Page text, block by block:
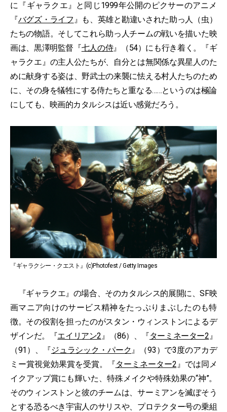
に『ギャラクエ』と同じ1999年公開のピクサーのアニメ
『バグズ・ライフ 』も、英雄と勘違いされた助っ人（虫）
たちの物語。そしてこれら助っ人チームの戦いを描いた映
画は、黒澤明監督『七人の侍』（54）にも行き着く。『ギ
ャラクエ』の主人公たちが、自分とは無関係な異星人のた
めに献身する姿は、野武士の来襲に怯える村人たちのため
に、その身を犠牲にする侍たちと重なる……というのは極論
にしても、映画的カタルシスは近い感覚だろう。
『ギャラクシー・クエスト』(c)Photofest / Getty Images
『ギャラクエ』の場合、そのカタルシス的展開に、SF映
画マニア向けのサービス精神をたっぷりまぶしたのも特
徴。その役割を担ったのがスタン・ウィンストンによるデ
ザインだ。『エイリアン2 』（86）、『ターミネーター2 』
（91）、『ジュラシック・パーク 』（93）で3度のアカデ
ミー賞視覚効果賞を受賞。『ターミネーター2 』では同メ
イクアップ賞にも輝いた、特殊メイクや特殊効果の“神”。
そのウィンストンと彼のチームは、サーミアンを滅ぼそう
とする恐るべき宇宙人のサリスや、プロテクター号の乗組